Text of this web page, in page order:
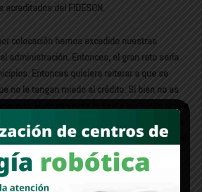
del FIDESON.
colocación hemos excedido nuestras
administración. Entonces, el gran reto sería
Entonces quisiera reiterar a que se
no le tengan miedo al crédito. Si bien no es
Muchas veces la gente confunde el que
gobierno que son apoyos, y es una financiera,
pero con todas las facilidades del